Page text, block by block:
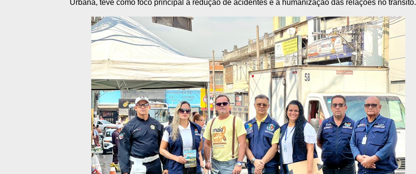
Urbana, teve como foco principal a redução de acidentes e a humanização das relações no trânsito.